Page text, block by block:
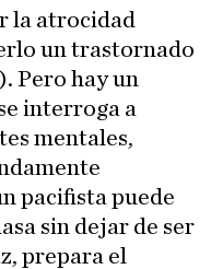
la atrocidad
un trastornado
Pero hay un
interroga a
mentales,
pacifista puede
sin dejar de ser
prepara el